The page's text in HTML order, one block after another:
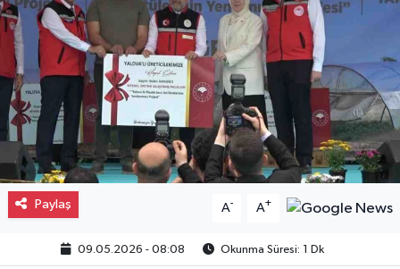
Paylaş A- A+
09.05.2026 - 08:08 Okunma Süresi: 1 Dk
Spor
Eğitim